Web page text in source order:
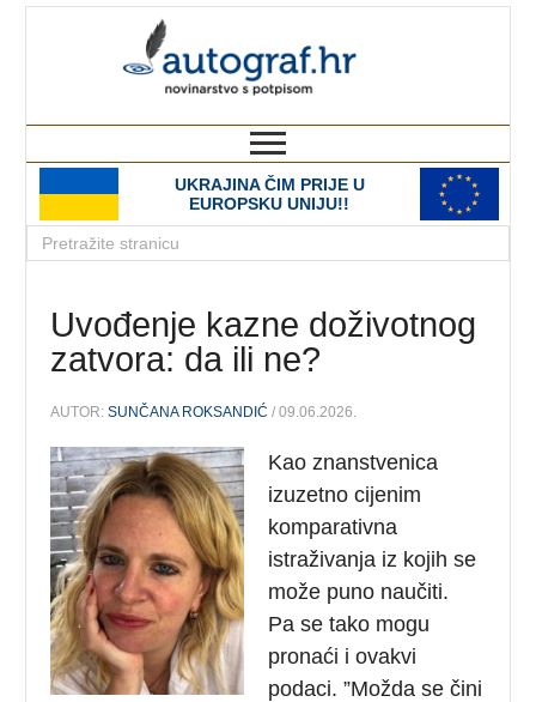
UKRAJINA ČIM PRIJE U
EUROPSKU UNIJU!!
Uvođenje kazne doživotnog
zatvora: da ili ne?
AUTOR:SUNČANA ROKSANDIĆ / 09.06.2026.
Kao znanstvenica
izuzetno cijenim
komparativna
istraživanja iz kojih se
može puno naučiti.
Pa se tako mogu
pronaći i ovakvi
podaci. ”Možda se čini